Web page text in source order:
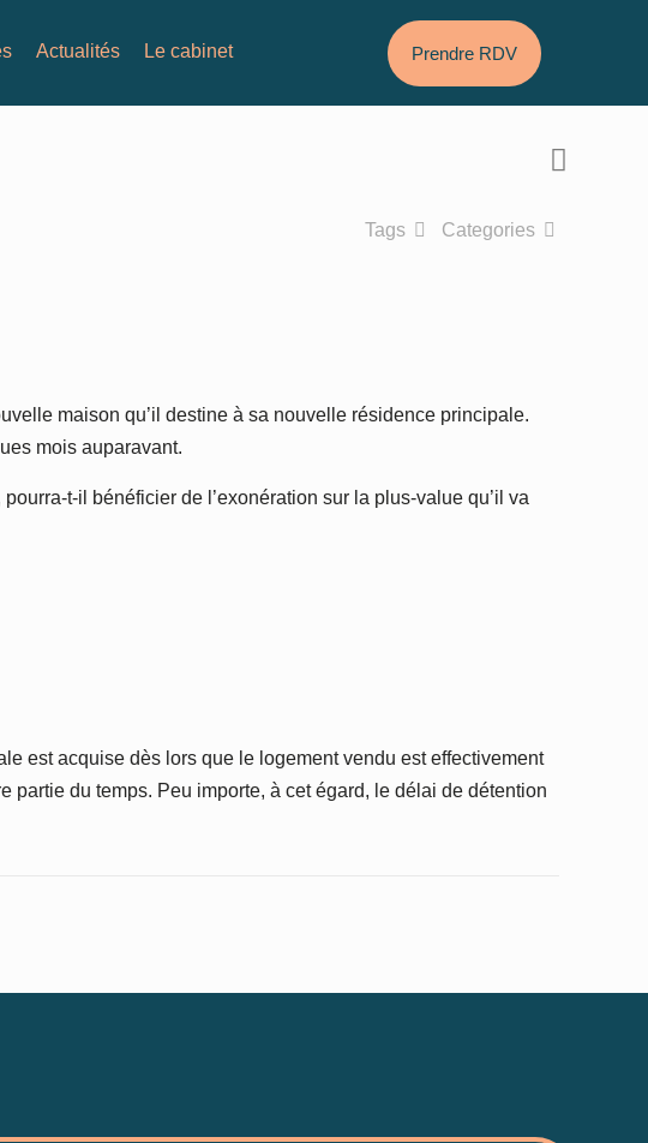
Actualités Le cabinet Prendre RDV
Categories
Tags
maison qu’il destine à sa nouvelle résidence principale.
mois auparavant.
t-il bénéficier de l’exonération sur la plus-value qu’il va
est acquise dès lors que le logement vendu est effectivement
du temps. Peu importe, à cet égard, le délai de détention